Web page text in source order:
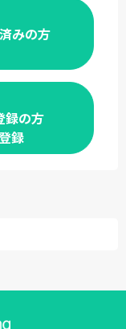
みの方
録の方
録